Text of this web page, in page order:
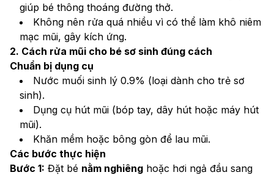
giúp bé thông thoáng đường thở.
Không nên rửa quá nhiều vì có thể làm khô niêm
mạc mũi, gây kích ứng.
2. Cách rửa mũi cho bé sơ sinh đúng cách
Chuẩn bị dụng cụ
Nước muối sinh lý 0.9% (loại dành cho trẻ sơ
sinh).
Dụng cụ hút mũi (bóp tay, dây hút hoặc máy hút
mũi).
Khăn mềm hoặc bông gòn để lau mũi.
Các bước thực hiện
Bước 1: Đặt bé nằm nghiêng hoặc hơi ngả đầu sang